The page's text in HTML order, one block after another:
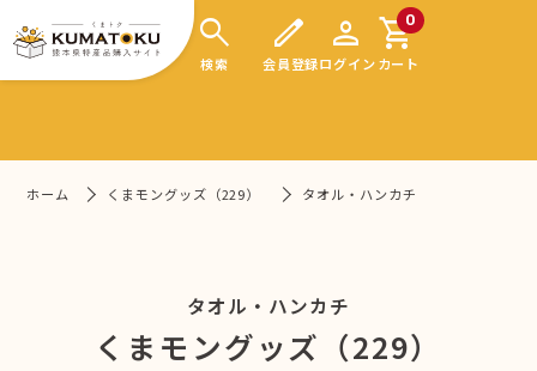
search
検索
edit
会員登録
person
ログイン
0
shopping_cart
カート
ホーム くまモングッズ（229） タオル・ハンカチ
タオル・ハンカチ
くまモングッズ（229）